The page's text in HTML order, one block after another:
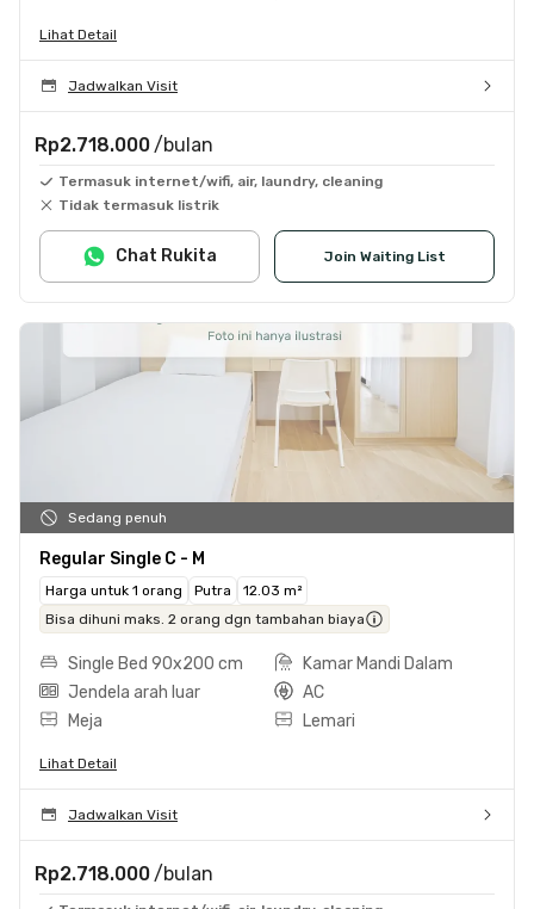
Lihat Detail
Jadwalkan Visit
Rp2.718.000 /bulan
Termasuk internet/wifi, air, laundry, cleaning
Tidak termasuk listrik
Join Waiting List
Chat Rukita
Sedang penuh
Regular Single C - M
Harga untuk 1 orang Putra
12.03 m²
Bisa dihuni maks. 2 orang dgn tambahan biaya
Single Bed 90x200 cm
Kamar Mandi Dalam
Jendela arah luar
AC
Meja
Lemari
Lihat Detail
Jadwalkan Visit
Rp2.718.000 /bulan